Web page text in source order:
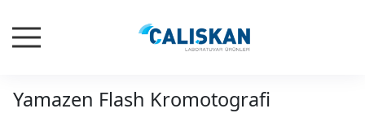
Yamazen Flash Kromotografi